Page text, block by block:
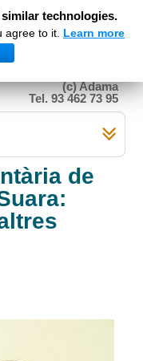
(c) Adama
Tel. 93 462 73 95
technologies.
agree to it. Learn more
de